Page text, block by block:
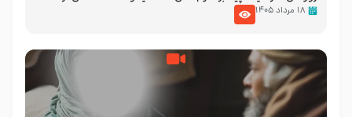
نوانمایش حرامیان در احرام – 1389
۱۸ مرداد ۱۴۰۵